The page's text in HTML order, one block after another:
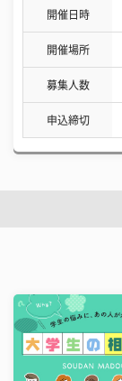
開催日時
開催場所
募集人数
申込締切